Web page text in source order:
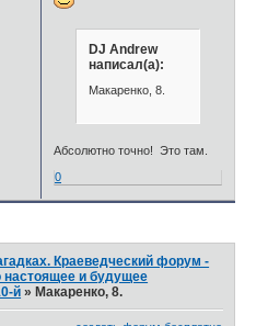
DJ Andrew
написал(а):
Макаренко, 8.
Абсолютно точно! Это там.
0
Краеведческий форум -
настоящее и будущее
й » Макаренко, 8.